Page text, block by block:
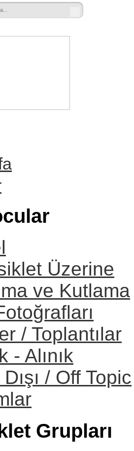
Üzerine
ve Kutlama
/ Toplantılar
- Alınık
/ Off Topic
Grupları